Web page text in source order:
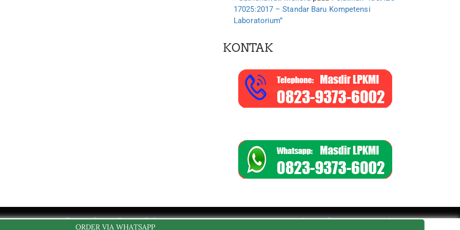
ORDER VIA WHATSAPP
17025:2017 – Standar Baru Kompetensi
Laboratorium”
KONTAK
Terms of Use - Privacy Policy WordPress SEOPress ProTheme